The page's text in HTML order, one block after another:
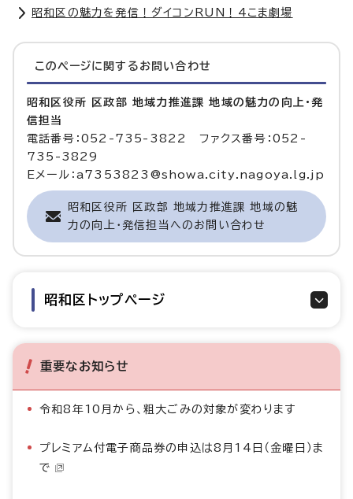
昭和区の魅力を発信！ダイコンRUN！4こま劇場
このページに関する お問い合わせ
昭和区役所 区政部 地域力推進課 地域の魅力の向上・発
信担当
電話番号：052-735-3822 ファクス番号：052-
735-3829
Eメール：a7353823@showa.city.nagoya.lg.jp
昭和区役所 区政部 地域力推進課 地域の魅
力の向上・発信担当へのお問い合わせ
昭和区トップページ
重要なお知らせ
令和8年10月から、粗大ごみの対象が変わります
プレミアム付電子商品券の申込は8月14日（金曜日）ま
で